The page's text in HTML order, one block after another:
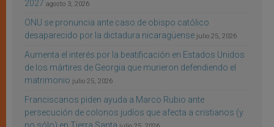
2027 agosto 3, 2026
ONU se pronuncia ante caso de obispo católico
desaparecido por la dictadura nicaragüense julio 25, 2026
Aumenta el interés por la beatificación en Estados Unidos
de los mártires de Georgia que murieron defendiendo el
matrimonio julio 25, 2026
Franciscanos piden ayuda a Marco Rubio ante
persecución de colonos judíos que afecta a cristianos (y